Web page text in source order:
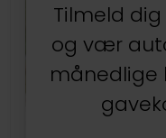
Tilmeld
og vær